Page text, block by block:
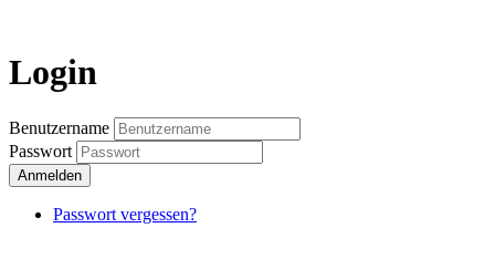
Login
Benutzername
Passwort
Anmelden
Passwort vergessen?